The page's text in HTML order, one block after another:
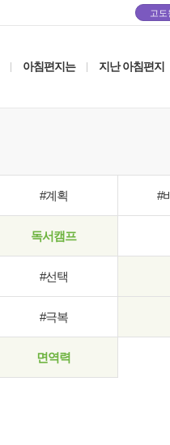
고도
아침편지는 지난 아침편지
#계획 #
독서캠프
#선택
#극복
면역력